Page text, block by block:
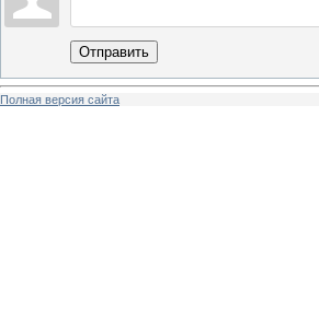
Отправить
Полная версия сайта